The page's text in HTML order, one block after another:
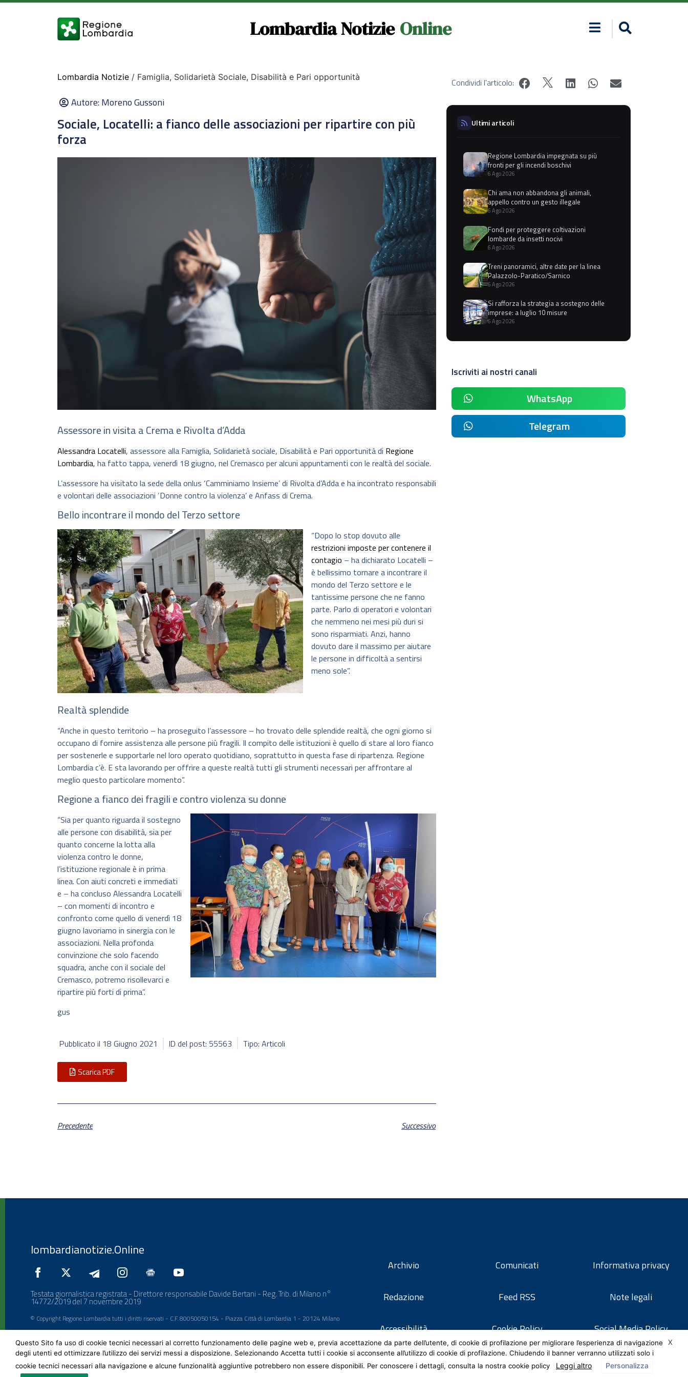
Lombardia Notizie Online
Lombardia Notizie / Famiglia, Solidarietà Sociale, Disabilità e Pari opportunità
Autore:Moreno Gussoni
Sociale, Locatelli: a fianco delle associazioni per ripartire con più
forza
Assessore in visita a Crema e Rivolta d’Adda
Alessandra Locatelli, assessore alla Famiglia, Solidarietà sociale, Disabilità e Pari opportunità di Regione
Lombardia, ha fatto tappa, venerdì 18 giugno, nel Cremasco per alcuni appuntamenti con le realtà del sociale.
L’assessore ha visitato la sede della onlus ‘Camminiamo Insieme’ di Rivolta d’Adda e ha incontrato responsabili
e volontari delle associazioni ‘Donne contro la violenza’ e Anfass di Crema.
Bello incontrare il mondo del Terzo settore
“Dopo lo stop dovuto alle
restrizioni imposte per contenere il
contagio – ha dichiarato Locatelli –
è bellissimo tornare a incontrare il
mondo del Terzo settore e le
tantissime persone che ne fanno
parte. Parlo di operatori e volontari
che nemmeno nei mesi più duri si
sono risparmiati. Anzi, hanno
dovuto dare il massimo per aiutare
le persone in difficoltà a sentirsi
meno sole”.
Realtà splendide
“Anche in questo territorio – ha proseguito l’assessore – ho trovato delle splendide realtà, che ogni giorno si
occupano di fornire assistenza alle persone più fragili. Il compito delle istituzioni è quello di stare al loro fianco
per sostenerle e supportarle nel loro operato quotidiano, soprattutto in questa fase di ripartenza. Regione
Lombardia c’è. E sta lavorando per offrire a queste realtà tutti gli strumenti necessari per affrontare al
meglio questo particolare momento”.
Regione a fianco dei fragili e contro violenza su donne
“Sia per quanto riguarda il sostegno
alle persone con disabilità, sia per
quanto concerne la lotta alla
violenza contro le donne,
l’istituzione regionale è in prima
linea. Con aiuti concreti e immediati
e – ha concluso Alessandra Locatelli
– con momenti di incontro e
confronto come quello di venerdì 18
giugno lavoriamo in sinergia con le
associazioni. Nella profonda
convinzione che solo facendo
squadra, anche con il sociale del
Cremasco, potremo risollevarci e
ripartire più forti di prima”.
gus
Pubblicato il 18 Giugno 2021 ID del post: 55563 Tipo: Articoli
Scarica PDF
Precedente Successivo
Condividi l'articolo:
Ultimi articoli
Regione Lombardia impegnata su più
fronti per gli incendi boschivi
6 Ago 2026
Chi ama non abbandona gli animali,
appello contro un gesto illegale
6 Ago 2026
Fondi per proteggere coltivazioni
lombarde da insetti nocivi
6 Ago 2026
Treni panoramici, altre date per la linea
Palazzolo-Paratico/Sarnico
6 Ago 2026
Si rafforza la strategia a sostegno delle
imprese: a luglio 10 misure
6 Ago 2026
Iscriviti ai nostri canali
WhatsApp
Telegram
lombardianotizie.Online
Testata giornalistica registrata - Direttore responsabile Davide Bertani - Reg. Trib. di Milano n°
14772/2019 del 7 novembre 2019
© Copyright Regione Lombardia tutti i diritti riservati - C.F. 80050050154 - Piazza Città di Lombardia 1 - 20124 Milano
Archivio
Redazione
Accessibilità
Comunicati
Feed RSS
Cookie Policy
Informativa privacy
Note legali
Social Media Policy
X
Questo Sito fa uso di cookie tecnici necessari al corretto funzionamento delle pagine web e, previa accettazione da parte dell’utente, di cookie di profilazione per migliorare l’esperienza di navigazione
degli utenti ed ottimizzare l’utilizzo dei servizi messi a disposizione. Selezionando Accetta tutti i cookie si acconsente all’utilizzo di cookie di profilazione. Chiudendo il banner verranno utilizzati solo i
cookie tecnici necessari alla navigazione e alcune funzionalità aggiuntive potrebbero non essere disponibili. Per conoscere i dettagli, consulta la nostra cookie policy
Leggi altro Personalizza